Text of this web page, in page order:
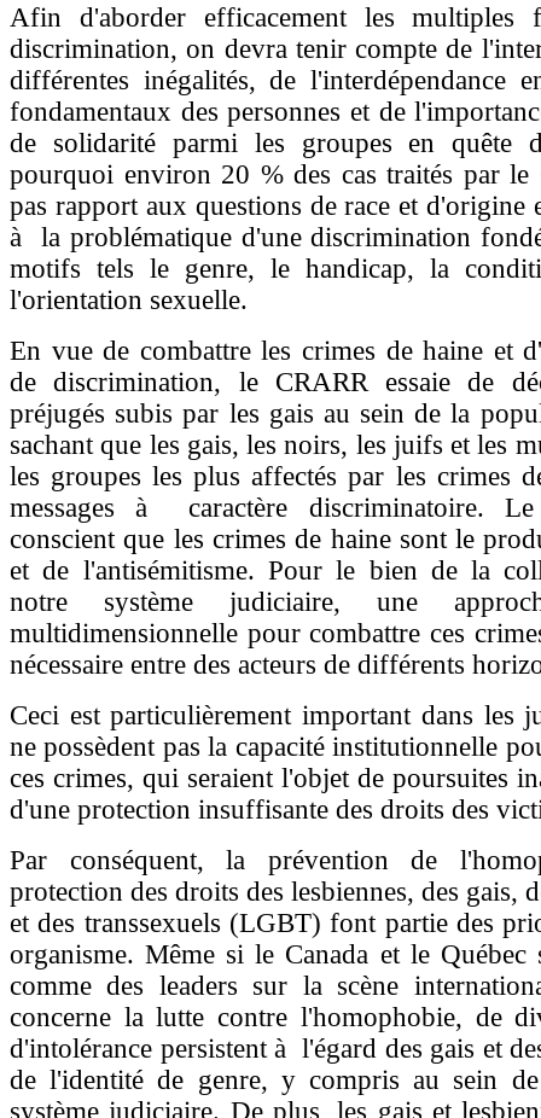
Afin d'aborder efficacement les multiples
discrimination, on devra tenir compte de
différentes inégalités, de l'interdépendance
fondamentaux des personnes et de
de solidarité parmi les groupes en quête
pourquoi environ 20 % des cas traités par le
pas rapport aux questions de race et d'origine
à la problématique d'une discrimination
motifs tels le genre, le handicap, la
l'orientation sexuelle.
En vue de combattre les crimes de haine et
de discrimination, le CRARR essaie de
préjugés subis par les gais au sein de la
sachant que les gais, les noirs, les juifs et les
les groupes les plus affectés par les crimes
messages à caractère discriminatoire.
conscient que les crimes de haine sont le
et de l'antisémitisme. Pour le bien de la
notre système judiciaire, une
multidimensionnelle pour combattre ces
nécessaire entre des acteurs de différents
Ceci est particulièrement important dans les
ne possèdent pas la capacité institutionnelle
ces crimes, qui seraient l'objet de poursuites
d'une protection insuffisante des droits des
Par conséquent, la prévention de
protection des droits des lesbiennes, des gais,
et des transsexuels (LGBT) font partie des
organisme. Même si le Canada et le Québec
comme des leaders sur la scène
concerne la lutte contre l'homophobie, de
d'intolérance persistent à l'égard des gais et
de l'identité de genre, y compris au sein
système judiciaire. De plus, les gais et